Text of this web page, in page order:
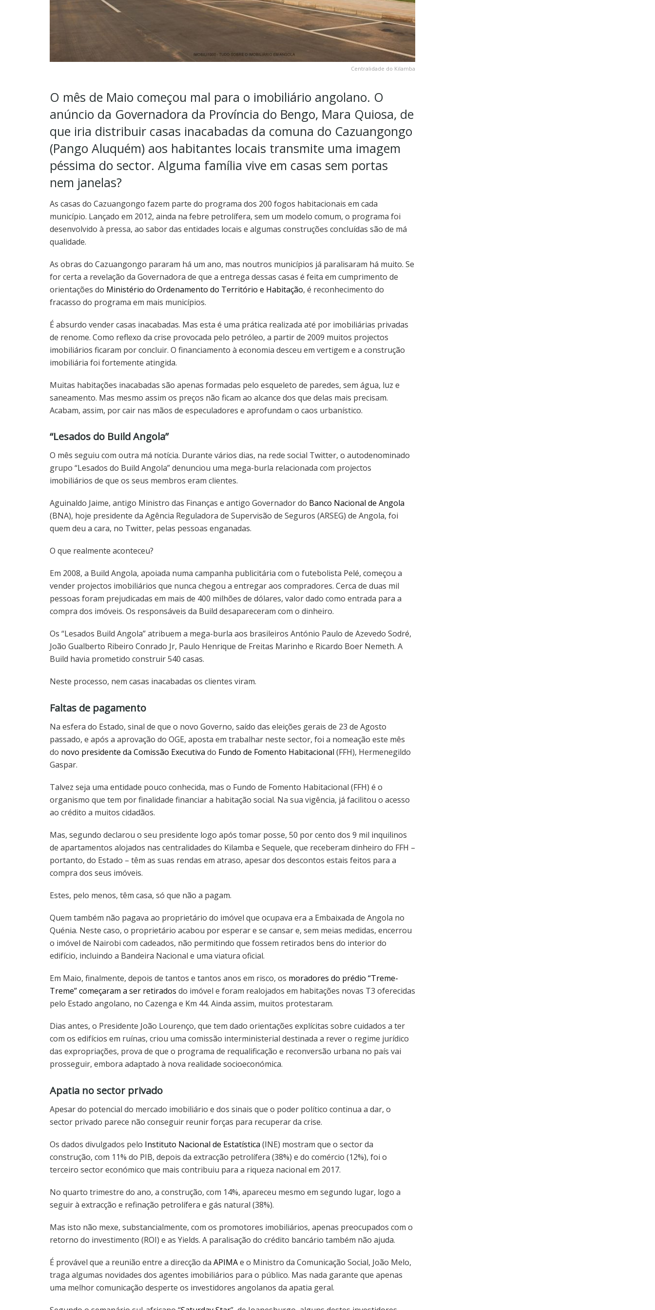
Centralidade do Kilamba
O mês de Maio começou mal para o imobiliário angolano. O
anúncio da Governadora da Província do Bengo, Mara Quiosa, de
que iria distribuir casas inacabadas da comuna do Cazuangongo
(Pango Aluquém) aos habitantes locais transmite uma imagem
péssima do sector. Alguma família vive em casas sem portas
nem janelas?
As casas do Cazuangongo fazem parte do programa dos 200 fogos habitacionais em cada
município. Lançado em 2012, ainda na febre petrolífera, sem um modelo comum, o programa foi
desenvolvido à pressa, ao sabor das entidades locais e algumas construções concluídas são de má
qualidade.
As obras do Cazuangongo pararam há um ano, mas noutros municípios já paralisaram há muito. Se
for certa a revelação da Governadora de que a entrega dessas casas é feita em cumprimento de
orientações do Ministério do Ordenamento do Território e Habitação, é reconhecimento do
fracasso do programa em mais municípios.
É absurdo vender casas inacabadas. Mas esta é uma prática realizada até por imobiliárias privadas
de renome. Como reflexo da crise provocada pelo petróleo, a partir de 2009 muitos projectos
imobiliários ficaram por concluir. O financiamento à economia desceu em vertigem e a construção
imobiliária foi fortemente atingida.
Muitas habitações inacabadas são apenas formadas pelo esqueleto de paredes, sem água, luz e
saneamento. Mas mesmo assim os preços não ficam ao alcance dos que delas mais precisam.
Acabam, assim, por cair nas mãos de especuladores e aprofundam o caos urbanístico.
“Lesados do Build Angola”
O mês seguiu com outra má notícia. Durante vários dias, na rede social Twitter, o autodenominado
grupo “Lesados do Build Angola” denunciou uma mega-burla relacionada com projectos
imobiliários de que os seus membros eram clientes.
Aguinaldo Jaime, antigo Ministro das Finanças e antigo Governador do Banco Nacional de Angola
(BNA), hoje presidente da Agência Reguladora de Supervisão de Seguros (ARSEG) de Angola, foi
quem deu a cara, no Twitter, pelas pessoas enganadas.
O que realmente aconteceu?
Em 2008, a Build Angola, apoiada numa campanha publicitária com o futebolista Pelé, começou a
vender projectos imobiliários que nunca chegou a entregar aos compradores. Cerca de duas mil
pessoas foram prejudicadas em mais de 400 milhões de dólares, valor dado como entrada para a
compra dos imóveis. Os responsáveis da Build desapareceram com o dinheiro.
Os “Lesados Build Angola” atribuem a mega-burla aos brasileiros António Paulo de Azevedo Sodré,
João Gualberto Ribeiro Conrado Jr, Paulo Henrique de Freitas Marinho e Ricardo Boer Nemeth. A
Build havia prometido construir 540 casas.
Neste processo, nem casas inacabadas os clientes viram.
Faltas de pagamento
Na esfera do Estado, sinal de que o novo Governo, saído das eleições gerais de 23 de Agosto
passado, e após a aprovação do OGE, aposta em trabalhar neste sector, foi a nomeação este mês
do novo presidente da Comissão Executiva do Fundo de Fomento Habitacional (FFH), Hermenegildo
Gaspar.
Talvez seja uma entidade pouco conhecida, mas o Fundo de Fomento Habitacional (FFH) é o
organismo que tem por finalidade financiar a habitação social. Na sua vigência, já facilitou o acesso
ao crédito a muitos cidadãos.
Mas, segundo declarou o seu presidente logo após tomar posse, 50 por cento dos 9 mil inquilinos
de apartamentos alojados nas centralidades do Kilamba e Sequele, que receberam dinheiro do FFH –
portanto, do Estado – têm as suas rendas em atraso, apesar dos descontos estais feitos para a
compra dos seus imóveis.
Estes, pelo menos, têm casa, só que não a pagam.
Quem também não pagava ao proprietário do imóvel que ocupava era a Embaixada de Angola no
Quénia. Neste caso, o proprietário acabou por esperar e se cansar e, sem meias medidas, encerrou
o imóvel de Nairobi com cadeados, não permitindo que fossem retirados bens do interior do
edifício, incluindo a Bandeira Nacional e uma viatura oficial.
Em Maio, finalmente, depois de tantos e tantos anos em risco, os moradores do prédio “Treme-
Treme” começaram a ser retirados do imóvel e foram realojados em habitações novas T3 oferecidas
pelo Estado angolano, no Cazenga e Km 44. Ainda assim, muitos protestaram.
Dias antes, o Presidente João Lourenço, que tem dado orientações explícitas sobre cuidados a ter
com os edifícios em ruínas, criou uma comissão interministerial destinada a rever o regime jurídico
das expropriações, prova de que o programa de requalificação e reconversão urbana no país vai
prosseguir, embora adaptado à nova realidade socioeconómica.
Apatia no sector privado
Apesar do potencial do mercado imobiliário e dos sinais que o poder político continua a dar, o
sector privado parece não conseguir reunir forças para recuperar da crise.
Os dados divulgados pelo Instituto Nacional de Estatística (INE) mostram que o sector da
construção, com 11% do PIB, depois da extracção petrolífera (38%) e do comércio (12%), foi o
terceiro sector económico que mais contribuiu para a riqueza nacional em 2017.
No quarto trimestre do ano, a construção, com 14%, apareceu mesmo em segundo lugar, logo a
seguir à extracção e refinação petrolífera e gás natural (38%).
Mas isto não mexe, substancialmente, com os promotores imobiliários, apenas preocupados com o
retorno do investimento (ROI) e as Yields. A paralisação do crédito bancário também não ajuda.
É provável que a reunião entre a direcção da APIMAe o Ministro da Comunicação Social, João Melo,
traga algumas novidades dos agentes imobiliários para o público. Mas nada garante que apenas
uma melhor comunicação desperte os investidores angolanos da apatia geral.